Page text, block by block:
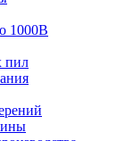
1000В
пил